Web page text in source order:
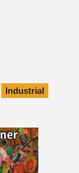
Industrial